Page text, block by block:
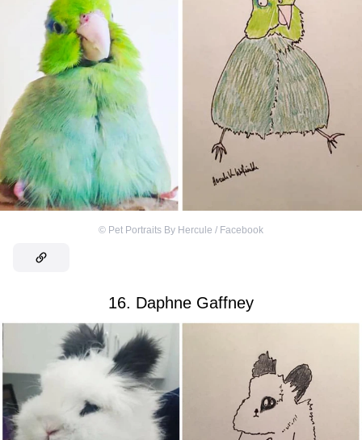
© Pet Portraits By Hercule / Facebook
16. Daphne Gaffney